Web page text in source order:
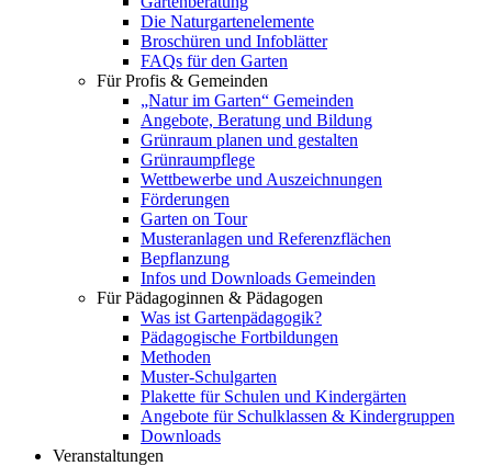
Die Naturgartenelemente
Broschüren und Infoblätter
FAQs für den Garten
Für Profis & Gemeinden
„Natur im Garten“ Gemeinden
Angebote, Beratung und Bildung
Grünraum planen und gestalten
Grünraumpflege
Wettbewerbe und Auszeichnungen
Förderungen
Garten on Tour
Musteranlagen und Referenzflächen
Bepflanzung
Infos und Downloads Gemeinden
Für Pädagoginnen & Pädagogen
Was ist Gartenpädagogik?
Pädagogische Fortbildungen
Methoden
Muster-Schulgarten
Plakette für Schulen und Kindergärten
Angebote für Schulklassen & Kindergruppen
Downloads
Veranstaltungen